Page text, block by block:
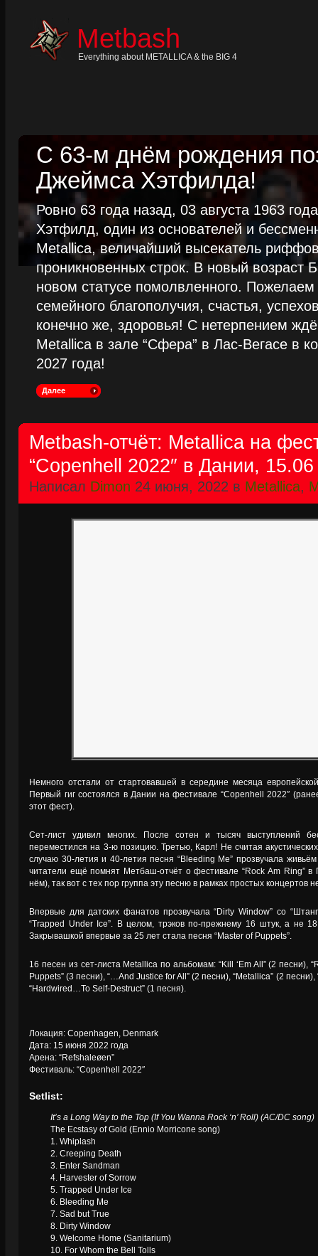
Metbash
Everything about METALLICA & the BIG 4
С 63-м днём рождения
Джеймса Хэтфилда!
Ровно 63 года назад, 03 августа 1963
Хэтфилд, один из основателей и
Metallica, величайший высекатель
проникновенных строк. В новый возраст
новом статусе помолвленного.
семейного благополучия, счастья,
конечно же, здоровья! С нетерпением
Metallica в зале “Сфера” в Лас-Вегасе в
2027 года!
Далее
Metbash-отчёт: Metallica на
“Copenhell 2022″ в Дании, 15.06
Написал Dimon 24 июня, 2022 в Metallica,
Немного отстали от стартовавшей в середине месяца
Первый гиг состоялся в Дании на фестивале “Copenhell 2022″
этот фест).
Сет-лист удивил многих. После сотен и тысяч выступлений
переместился на 3-ю позицию. Третью, Карл! Не считая
случаю 30-летия и 40-летия песня “Bleeding Me” прозвучала
читатели ещё помнят Метбаш-отчёт о фестивале “Rock Am Ring”
нём), так вот с тех пор группа эту песню в рамках простых концертов
Впервые для датских фанатов прозвучала “Dirty Window” со
“Trapped Under Ice”. В целом, трэков по-прежнему 16 штук, а не
Закрывашкой впервые за 25 лет стала песня “Master of Puppets”.
16 песен из сет-листа Metallica по альбомам: “Kill ‘Em All” (2 песни),
Puppets” (3 песни), “…And Justice for All” (2 песни), “Metallica” (2 песни),
“Hardwired…To Self-Destruct” (1 песня).
Локация: Copenhagen, Denmark
Дата: 15 июня 2022 года
Арена: “Refshaleøen”
Фестиваль: “Copenhell 2022″
Setlist:
It’s a Long Way to the Top (If You Wanna Rock ‘n’ Roll) (AC/DC song)
The Ecstasy of Gold (Ennio Morricone song)
1. Whiplash
2. Creeping Death
3. Enter Sandman
4. Harvester of Sorrow
5. Trapped Under Ice
6. Bleeding Me
7. Sad but True
8. Dirty Window
9. Welcome Home (Sanitarium)
10. For Whom the Bell Tolls